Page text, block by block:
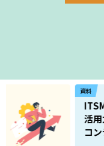
ITSM情報やツールの
活用方法がわかる
コンテンツ公開中